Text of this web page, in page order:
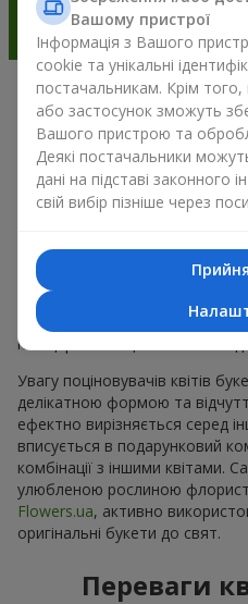
Чарівність
флористиці
Букет з ірисів — це
будь-якого приводу. Адже він
Сьогодні букет з ірисів
щось елегантне, але
для настрою виглядає свіжо
ірисів створює романтичний
найщиріші емоції близькій
Увагу поціновувачів квітів
делікатною формою та
ефектно вирізняється серед
вписується в подарунковий
комбінації з іншими квітами.
улюбленою рослиною
Flowers.ua, активно
оригінальні букети до свят.
Переваги
Вашому пристрої
Інформація з Вашого
cookie та унікальні
постачальникам. Крім
або застосунок зможуть
Вашого пристрою та
Деякі постачальники
дані на підставі законного
свій вибір пізніше через